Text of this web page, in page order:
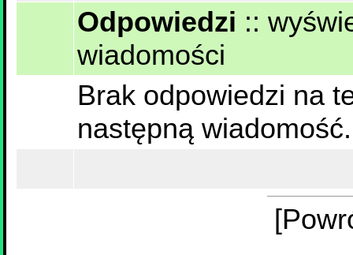
Odpowiedzi ::
wiadomości
Brak odpowiedzi na
następną wiadomość.